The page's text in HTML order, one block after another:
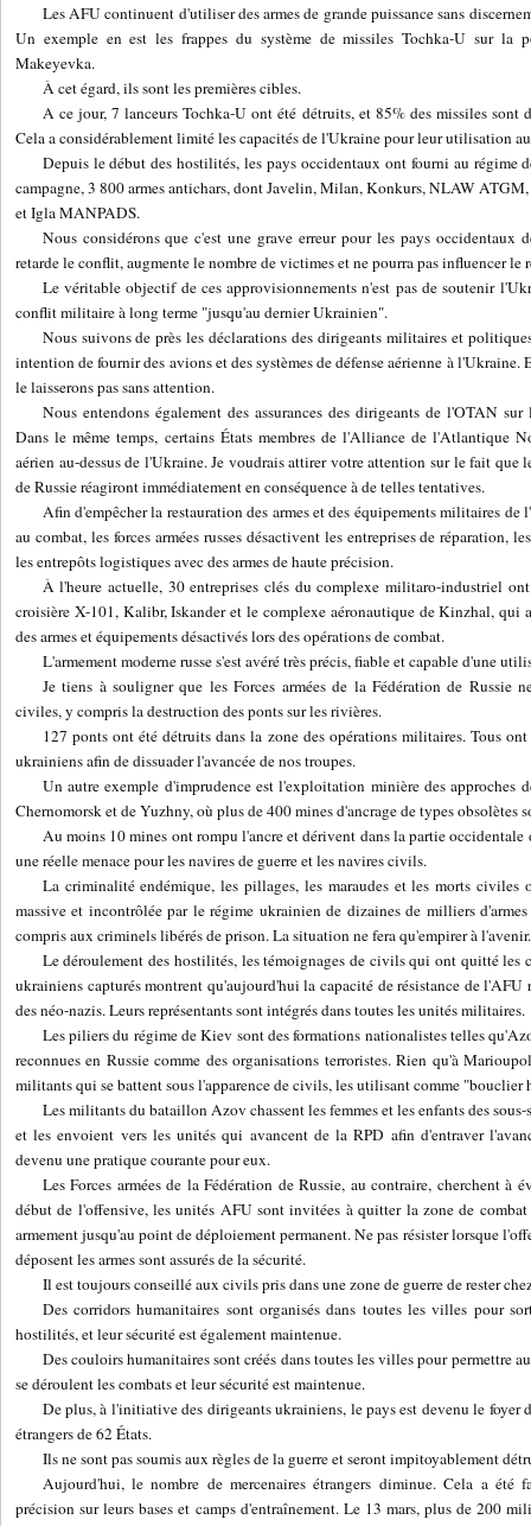
Les AFU continuent d'utiliser des armes de grande puissance sans
Un exemple en est les frappes du système de missiles Tochka-U sur la
Makeyevka.
À cet égard, ils sont les premières cibles.
A ce jour, 7 lanceurs Tochka-U ont été détruits, et 85% des missiles sont
Cela a considérablement limité les capacités de l'Ukraine pour leur utilisation
Depuis le début des hostilités, les pays occidentaux ont fourni au régime
campagne, 3 800 armes antichars, dont Javelin, Milan, Konkurs, NLAW
et Igla MANPADS.
Nous considérons que c'est une grave erreur pour les pays occidentaux
retarde le conflit, augmente le nombre de victimes et ne pourra pas influencer le
Le véritable objectif de ces approvisionnements n'est pas de soutenir
conflit militaire à long terme "jusqu'au dernier Ukrainien".
Nous suivons de près les déclarations des dirigeants militaires et
intention de fournir des avions et des systèmes de défense aérienne à l'Ukraine.
le laisserons pas sans attention.
Nous entendons également des assurances des dirigeants de l'OTAN
Dans le même temps, certains États membres de l'Alliance de l'Atlantique
aérien au-dessus de l'Ukraine. Je voudrais attirer votre attention sur le fait que
de Russie réagiront immédiatement en conséquence à de telles tentatives.
Afin d'empêcher la restauration des armes et des équipements militaires
au combat, les forces armées russes désactivent les entreprises de réparation,
les entrepôts logistiques avec des armes de haute précision.
À l'heure actuelle, 30 entreprises clés du complexe militaro-industriel
croisière X-101, Kalibr, Iskander et le complexe aéronautique de Kinzhal, qui
des armes et équipements désactivés lors des opérations de combat.
L'armement moderne russe s'est avéré très précis, fiable et capable d'une
Je tiens à souligner que les Forces armées de la Fédération de Russie
civiles, y compris la destruction des ponts sur les rivières.
127 ponts ont été détruits dans la zone des opérations militaires. Tous
ukrainiens afin de dissuader l'avancée de nos troupes.
Un autre exemple d'imprudence est l'exploitation minière des approches
Chernomorsk et de Yuzhny, où plus de 400 mines d'ancrage de types obsolètes
Au moins 10 mines ont rompu l'ancre et dérivent dans la partie occidentale
une réelle menace pour les navires de guerre et les navires civils.
La criminalité endémique, les pillages, les maraudes et les morts civiles
massive et incontrôlée par le régime ukrainien de dizaines de milliers
compris aux criminels libérés de prison. La situation ne fera qu'empirer à l'avenir.
Le déroulement des hostilités, les témoignages de civils qui ont quitté les
ukrainiens capturés montrent qu'aujourd'hui la capacité de résistance de l'AFU
des néo-nazis. Leurs représentants sont intégrés dans toutes les unités militaires.
Les piliers du régime de Kiev sont des formations nationalistes telles
reconnues en Russie comme des organisations terroristes. Rien qu'à
militants qui se battent sous l'apparence de civils, les utilisant comme "bouclier
Les militants du bataillon Azov chassent les femmes et les enfants des sous-
et les envoient vers les unités qui avancent de la RPD afin d'entraver
devenu une pratique courante pour eux.
Les Forces armées de la Fédération de Russie, au contraire, cherchent à
début de l'offensive, les unités AFU sont invitées à quitter la zone de combat
armement jusqu'au point de déploiement permanent. Ne pas résister lorsque
déposent les armes sont assurés de la sécurité.
Il est toujours conseillé aux civils pris dans une zone de guerre de rester
Des corridors humanitaires sont organisés dans toutes les villes pour
hostilités, et leur sécurité est également maintenue.
Des couloirs humanitaires sont créés dans toutes les villes pour permettre
se déroulent les combats et leur sécurité est maintenue.
De plus, à l'initiative des dirigeants ukrainiens, le pays est devenu le foyer
étrangers de 62 États.
Ils ne sont pas soumis aux règles de la guerre et seront impitoyablement
Aujourd'hui, le nombre de mercenaires étrangers diminue. Cela a été
précision sur leurs bases et camps d'entraînement. Le 13 mars, plus de 200